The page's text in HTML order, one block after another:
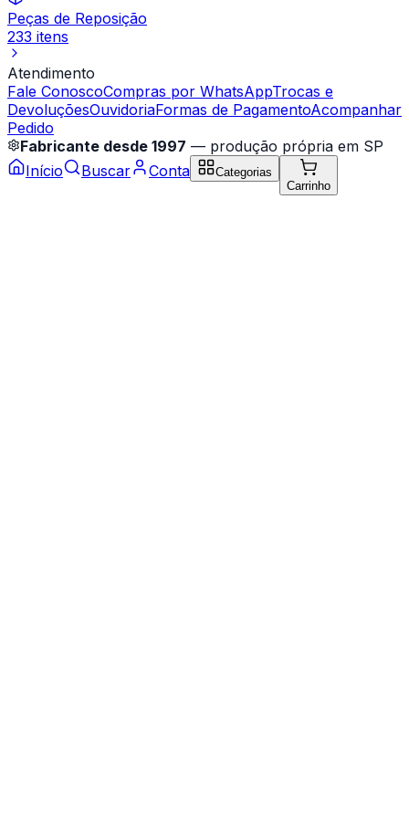
Peças de Reposição
233 itens
Atendimento
Fale ConoscoCompras por WhatsAppTrocas e
DevoluçõesOuvidoriaFormas de PagamentoAcompanhar
Pedido
Fabricante desde 1997 — produção própria em SP
Início
Buscar Conta
Categorias
Carrinho